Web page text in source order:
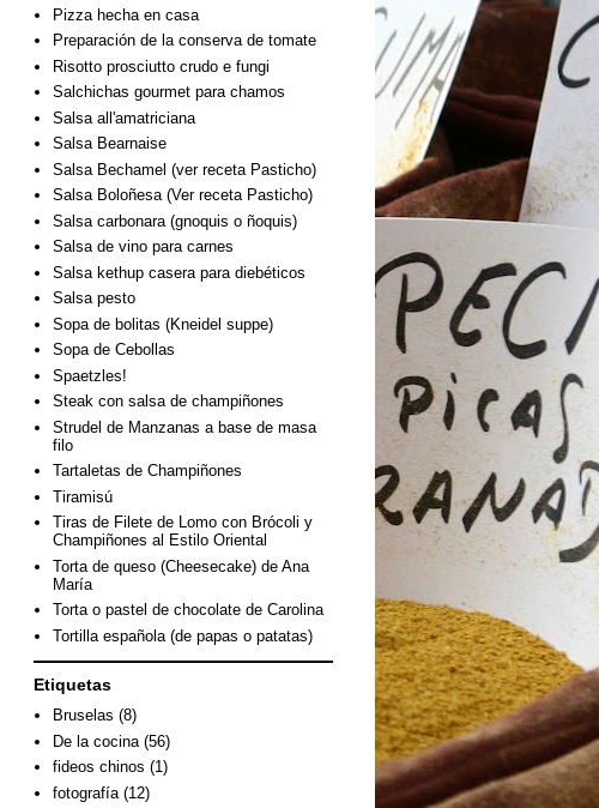
Pizza hecha en casa
Preparación de la conserva de tomate
Risotto prosciutto crudo e fungi
Salchichas gourmet para chamos
Salsa all'amatriciana
Salsa Bearnaise
Salsa Bechamel (ver receta Pasticho)
Salsa Boloñesa (Ver receta Pasticho)
Salsa carbonara (gnoquis o ñoquis)
Salsa de vino para carnes
Salsa kethup casera para diebéticos
Salsa pesto
Sopa de bolitas (Kneidel suppe)
Sopa de Cebollas
Spaetzles!
Steak con salsa de champiñones
Strudel de Manzanas a base de masa
filo
Tartaletas de Champiñones
Tiramisú
Tiras de Filete de Lomo con Brócoli y
Champiñones al Estilo Oriental
Torta de queso (Cheesecake) de Ana
María
Torta o pastel de chocolate de Carolina
Tortilla española (de papas o patatas)
Etiquetas
Bruselas (8)
De la cocina (56)
fideos chinos (1)
fotografía (12)